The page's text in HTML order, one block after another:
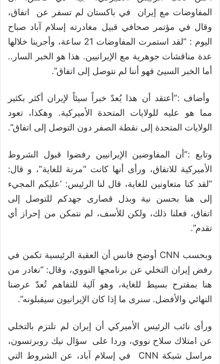
المفاوضات مع إيران في باكستان لم تسفر عن اتفاق،
وقال في مؤتمر صحافي قبيل مغادرته إسلام آباد صباح
اليوم : “لقد استمرت المفاوضات 21 ساعة، وأجرينا خلالها
عدة مناقشات جوهرية مع الإيرانيين. هذا هو الخبر السار..
أما الخبر السيئ فهو أننا لم نتوصل إلى اتفاق”.
وأضاف :”أعتقد أن هذا يُعدّ خبراً سيئاً لإيران أكثر بكثير
مما هو عليه للولايات المتحدة الأميركية. وهكذا، تعود
الولايات المتحدة إلى نقطة الصفر دون التوصل إلى اتفاق”.
وتابع :”أن المفاوضين الإيرانيين رفضوا قبول الشروط
الأميركية للاتفاق، ورأى أنها كانت “مرنة للغاية”، و قال:
“لقد كنا متعاونين للغاية، قال لنا الرئيس: ‘عليكم المجيء
إلى هنا بحسن نية وبذل قصارى جهدكم للتوصل إلى
اتفاق، فعلنا ذلك، ولكن للأسف، لم نتمكن من إحراز أي
تقدم”.
وبحسب CNN أوضح فانس أن العقبة الرئيسية تكمن في
رفض إيران التخلي عن برنامجها النووي، وقال: “نغادر من
هنا بمقترح بسيط للغاية، وهو آلية للتفاهم تُعدّ عرضنا
النهائي والأفضل. سنرى ما إذا كان الإيرانيون سيقبلونه”.
ورأى نائب الرئيس الأميركي أن إيران لم تلتزم بالتخلي
عن امتلاك سلاح نووي، وردا على سؤال نيك روبرتسون،
مراسل شبكة CNN في إسلام آباد، عن الشروط التي